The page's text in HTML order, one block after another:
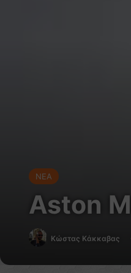
NEA
Aston
Κώστας Κάκκαβας